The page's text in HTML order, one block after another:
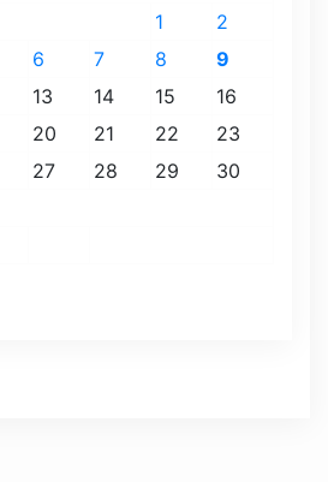
1
2
6 7 8
9
13 14 15
16
20 21 22
23
27 28 29
30